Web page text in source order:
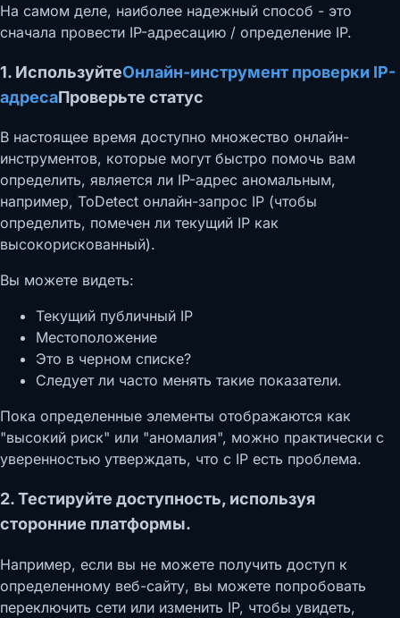
На самом деле, наиболее надежный способ - это
сначала провести IP-адресацию / определение IP.
1. ИспользуйтеОнлайн-инструмент проверки IP-
адресаПроверьте статус
В настоящее время доступно множество онлайн-
инструментов, которые могут быстро помочь вам
определить, является ли IP-адрес аномальным,
например, ToDetect онлайн-запрос IP (чтобы
определить, помечен ли текущий IP как
высокорискованный).
Вы можете видеть:
Текущий публичный IP
Местоположение
Это в черном списке?
Следует ли часто менять такие показатели.
Пока определенные элементы отображаются как
"высокий риск" или "аномалия", можно практически с
уверенностью утверждать, что с IP есть проблема.
2. Тестируйте доступность, используя
сторонние платформы.
Например, если вы не можете получить доступ к
определенному веб-сайту, вы можете попробовать
переключить сети или изменить IP, чтобы увидеть,